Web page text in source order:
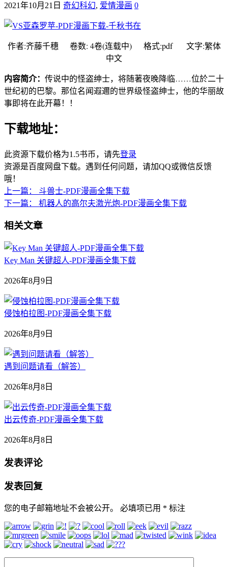
2021年10月21日 奇幻科幻, 爱情漫画 0
作者:齐藤千穗 卷数: 4卷(连载中) 格式:pdf 文字:繁体
中文
内容简介： 传说中的怪盗绅士，将随著夜晚降临……位於二十
世纪初的巴黎。那位名闻遐邇的世界级怪盗绅士，他的华丽故
事即将在此开幕！！
下载地址：
此资源下载价格为1.5书币，请先登录
资源是百度网盘下载。遇到任何问题，请加QQ或微信反馈
哦！
上一篇：
斗兽士-PDF漫画全集下载
下一篇：
机器人的高尔夫激光炮-PDF漫画全集下载
相关文章
Key Man 关键超人-PDF漫画全集下载
2026年8月9日
侵蚀柏拉图-PDF漫画全集下载
2026年8月9日
遇到问题请看（解答）
2026年8月8日
出云传奇-PDF漫画全集下载
2026年8月8日
发表评论
发表回复
您的电子邮箱地址不会被公开。 必填项已用 * 标注